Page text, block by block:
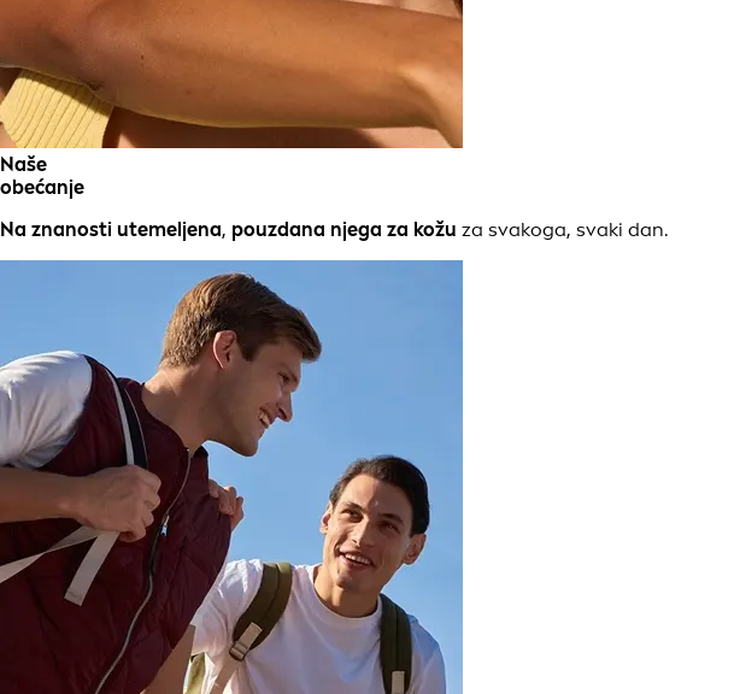
Naše
obećanje
Na znanosti utemeljena, pouzdana njega za kožu za svakoga, svaki dan.